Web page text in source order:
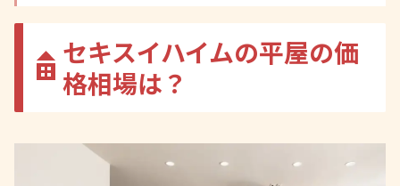
セキスイハイムの平屋の価
格相場は？